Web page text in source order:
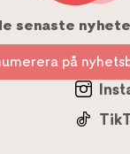
senaste
på